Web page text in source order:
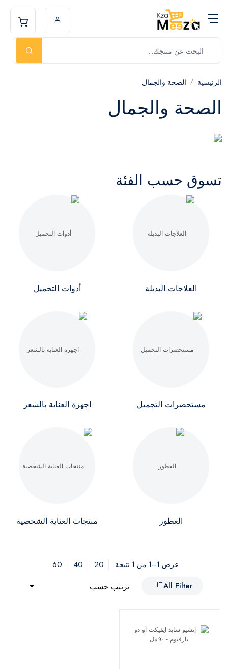
الرئيسية الصحة والجمال
الصحة والجمال
تسوق حسب الفئة
العلاجات البديلة أدوات التجميل
مستحضرات التجميل اجهزة العناية بالشعر
العطور منتجات العناية الشخصية
عرض 1–1 من 1 نتيجة 20
40
60
All Filter
ترتيب حسب